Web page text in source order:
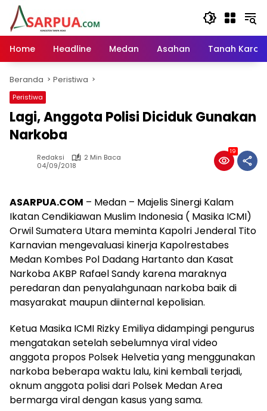
Langsung
konten
Home
Headline Medan Asahan Tanah Karo
Beranda Peristiwa
Peristiwa
Lagi, Anggota Polisi Diciduk Gunakan
Narkoba
Redaksi
2 Min Baca
04/09/2018
19
ASARPUA.COM – Medan – Majelis Sinergi Kalam
Ikatan Cendikiawan Muslim Indonesia ( Masika ICMI)
Orwil Sumatera Utara meminta Kapolri Jenderal Tito
Karnavian mengevaluasi kinerja Kapolrestabes
Medan Kombes Pol Dadang Hartanto dan Kasat
Narkoba AKBP Rafael Sandy karena maraknya
peredaran dan penyalahgunaan narkoba baik di
masyarakat maupun diinternal kepolisian.
Ketua Masika ICMI Rizky Emiliya didampingi pengurus
mengatakan setelah sebelumnya viral video
anggota propos Polsek Helvetia yang menggunakan
narkoba beberapa waktu lalu, kini kembali terjadi,
oknum anggota polisi dari Polsek Medan Area
bermarga viral dengan kasus yang sama.